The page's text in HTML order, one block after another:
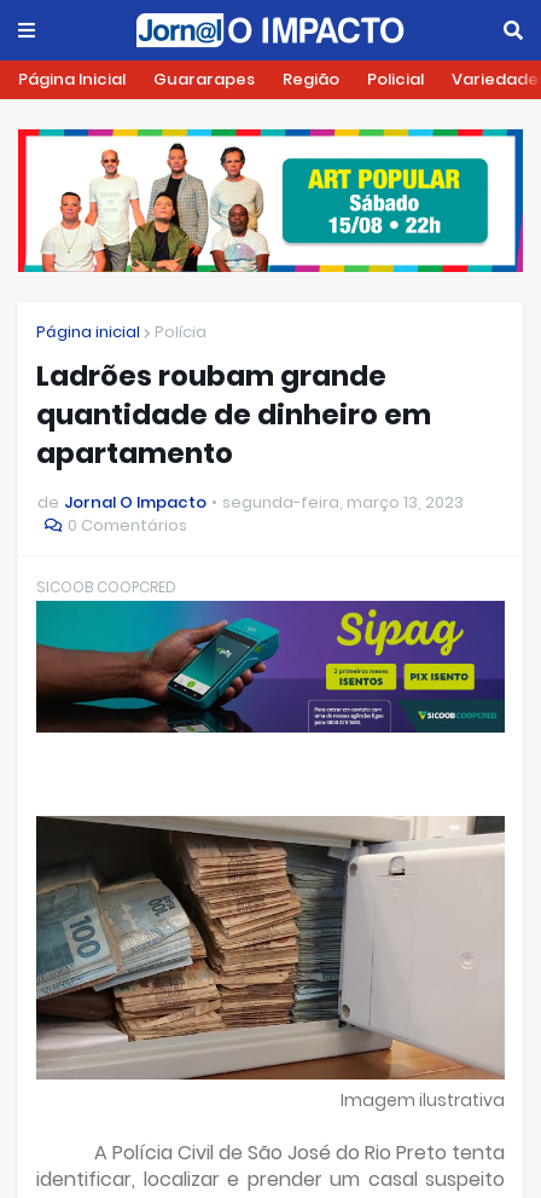
Página Inicial Guararapes Região Policial
Página inicial Polícia
Ladrões roubam grande
quantidade de dinheiro em
apartamento
de Jornal O Impacto
segunda-feira, março 13, 2023
0 Comentários
SICOOB COOPCRED
Imagem ilustrativa
A Polícia Civil de São José do Rio Preto tenta
identificar, localizar e prender um casal suspeito